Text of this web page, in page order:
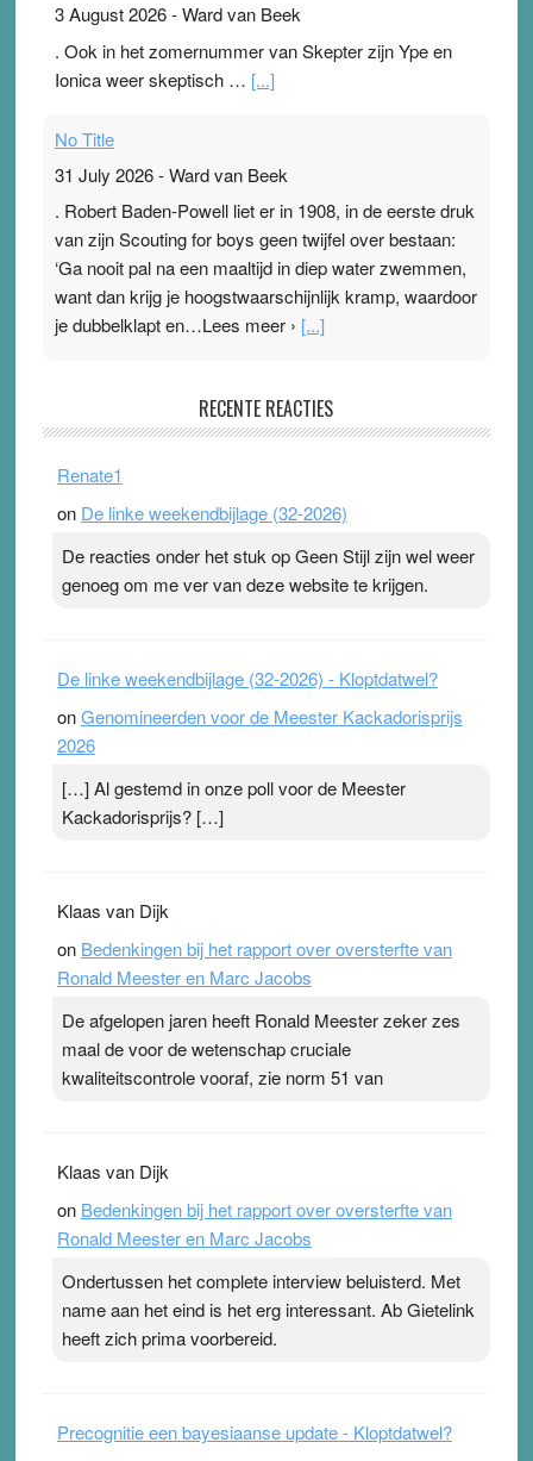
3 August 2026-Ward van Beek
. Ook in het zomernummer van Skepter zijn Ype en
Ionica weer skeptisch … [...]
No Title
31 July 2026-Ward van Beek
. Robert Baden-Powell liet er in 1908, in de eerste druk
van zijn Scouting for boys geen twijfel over bestaan:
‘Ga nooit pal na een maaltijd in diep water zwemmen,
want dan krijg je hoogstwaarschijnlijk kramp, waardoor
je dubbelklapt en…Lees meer › [...]
Ward van Beek
topsporters. Ze hopen ermee hun hartslag te verlagen
terwijl ze meer zuurstof opnemen. Daarop heeft zo’n
ademen’ kan goud waard zijn. Door…Lees meer
Pleisterplakkers in de topspsort ›[...]
RECENTE REACTIES
Renate1
on De linke weekendbijlage (32-2026)
De reacties onder het stuk op Geen Stijl zijn wel weer
genoeg om me ver van deze website te krijgen.
De linke weekendbijlage (32-2026) - Kloptdatwel?
onGenomineerden voor de Meester Kackadorisprijs
2026
[…] Al gestemd in onze poll voor de Meester
Kackadorisprijs? […]
Klaas van Dijk
on Bedenkingen bij het rapport over oversterfte van
Ronald Meester en Marc Jacobs
De afgelopen jaren heeft Ronald Meester zeker zes
maal de voor de wetenschap cruciale
kwaliteitscontrole vooraf, zie norm 51 van
Klaas van Dijk
on Bedenkingen bij het rapport over oversterfte van
Ronald Meester en Marc Jacobs
Ondertussen het complete interview beluisterd. Met
name aan het eind is het erg interessant. Ab Gietelink
heeft zich prima voorbereid.
Precognitie een bayesiaanse update - Kloptdatwel?